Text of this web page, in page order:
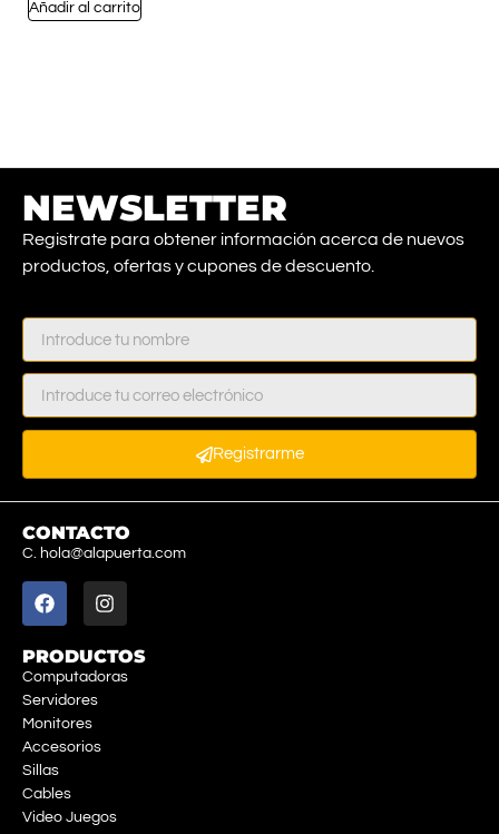
Añadir al carrito
NEWSLETTER
Registrate para obtener información acerca de nuevos
productos, ofertas y cupones de descuento.
Registrarme
CONTACTO
C. hola@alapuerta.com
PRODUCTOS
Computadoras
Servidores
Monitores
Accesorios
Sillas
Cables
Video Juegos